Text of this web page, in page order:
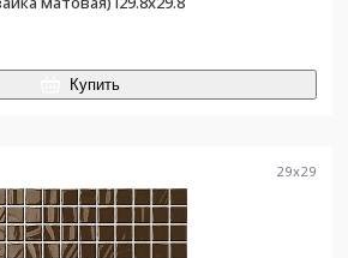
Купить
29x29